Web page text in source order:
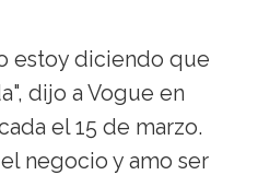
estoy diciendo que
dijo a Vogue en
el 15 de marzo.
negocio y amo ser